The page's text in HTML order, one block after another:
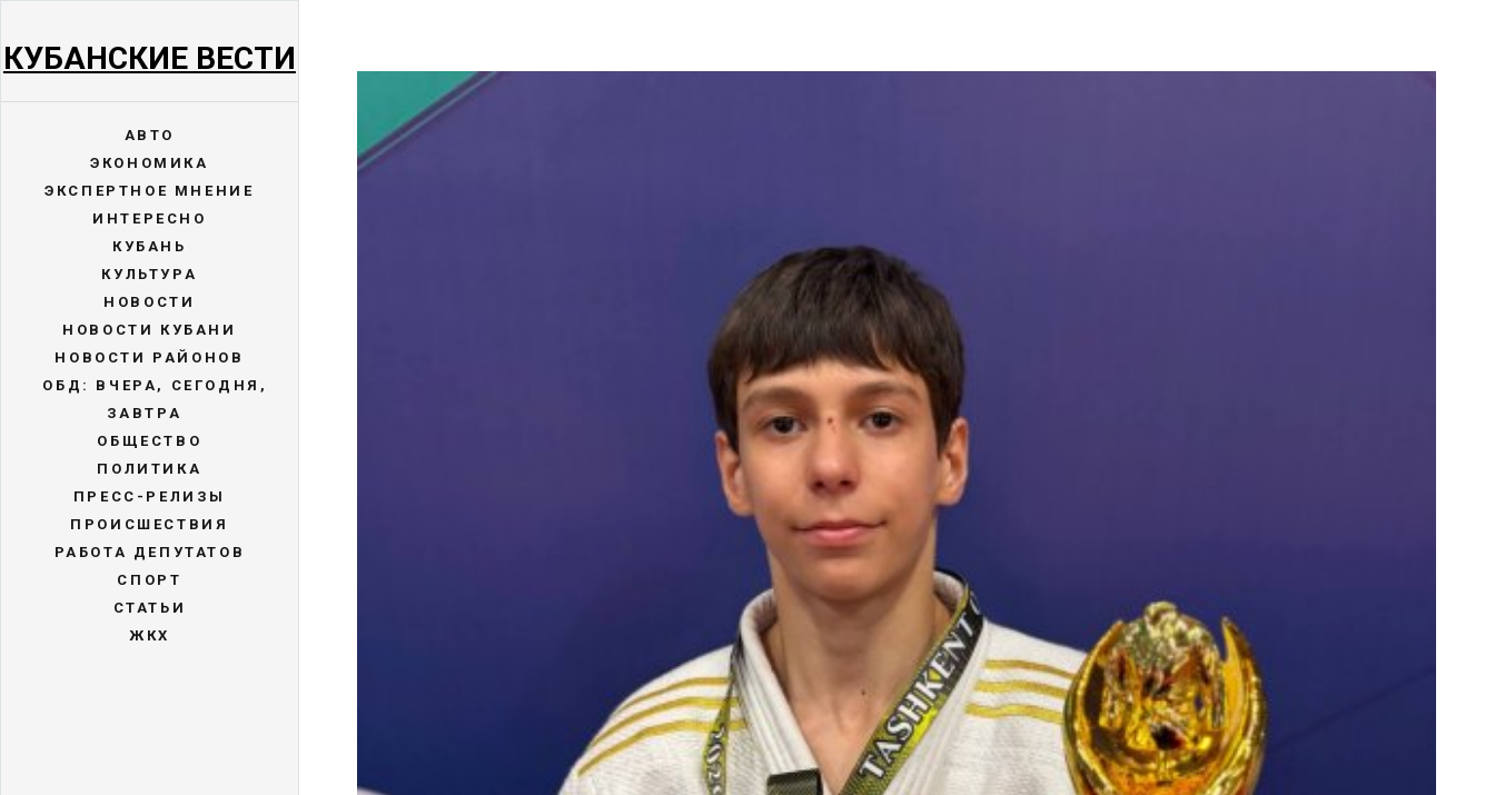
КУБАНСКИЕ ВЕСТИ
АВТО
ЭКОНОМИКА
ЭКСПЕРТНОЕ МНЕНИЕ
ИНТЕРЕСНО
КУБАНЬ
КУЛЬТУРА
НОВОСТИ
НОВОСТИ КУБАНИ
НОВОСТИ РАЙОНОВ
ОБД: ВЧЕРА, СЕГОДНЯ,
ЗАВТРА
ОБЩЕСТВО
ПОЛИТИКА
ПРЕСС-РЕЛИЗЫ
ПРОИСШЕСТВИЯ
РАБОТА ДЕПУТАТОВ
СПОРТ
СТАТЬИ
ЖКХ